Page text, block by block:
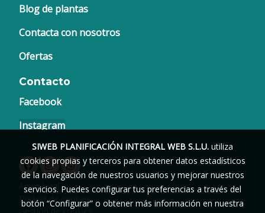
Blog de plantas
Contacta con nosotros
Ofertas
Contacto
Facebook
Instagram
Aviso legal
Política de cookies
SIWEB PLANIFICACIÓN INTEGRAL WEB S.L.U. utiliza
cookies propias y terceros para obtener datos estadísticos
de la navegación de nuestros usuarios y mejorar nuestros
servicios. Puedes configurar tus preferencias a través del
botón “Configurar” o obtener más información en nuestra